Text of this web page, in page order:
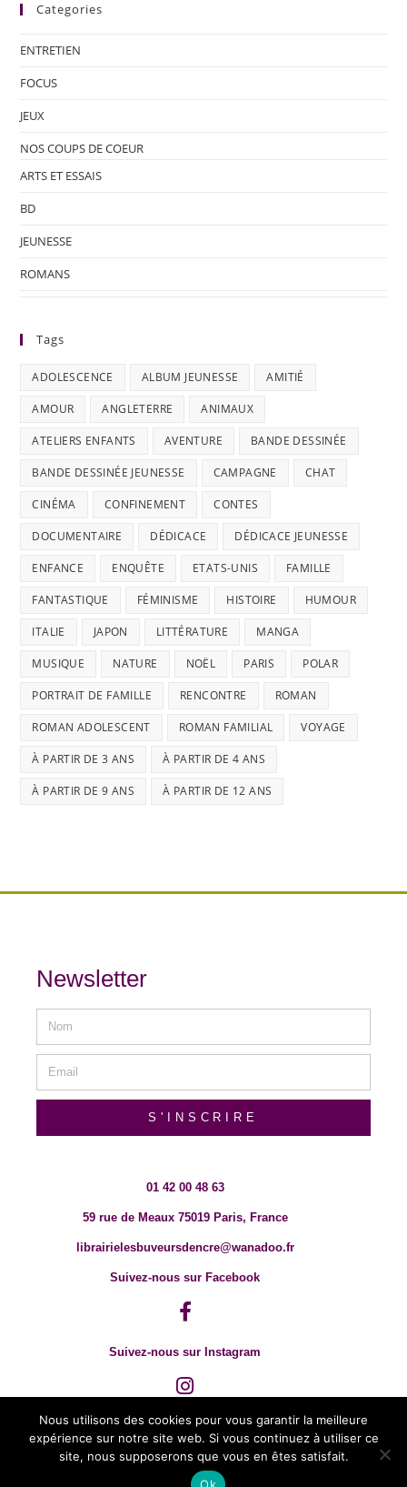
Categories
ENTRETIEN
FOCUS
JEUX
NOS COUPS DE COEUR
ARTS ET ESSAIS
BD
JEUNESSE
ROMANS
Tags
ADOLESCENCE ALBUM JEUNESSE AMITIÉ
AMOUR ANGLETERRE ANIMAUX
ATELIERS ENFANTS AVENTURE BANDE DESSINÉE
BANDE DESSINÉE JEUNESSE CAMPAGNE CHAT
CINÉMA CONFINEMENT CONTES
DOCUMENTAIRE DÉDICACE DÉDICACE JEUNESSE
ENFANCE ENQUÊTE ETATS-UNIS FAMILLE
FANTASTIQUE FÉMINISME HISTOIRE HUMOUR
ITALIE JAPON LITTÉRATURE MANGA
MUSIQUE NATURE NOËL PARIS POLAR
PORTRAIT DE FAMILLE RENCONTRE ROMAN
ROMAN ADOLESCENT ROMAN FAMILIAL VOYAGE
À PARTIR DE 3 ANS À PARTIR DE 4 ANS
À PARTIR DE 9 ANS À PARTIR DE 12 ANS
Newsletter
S'INSCRIRE
01 42 00 48 63
59 rue de Meaux 75019 Paris, France
librairielesbuveursdencre@wanadoo.fr
Suivez-nous sur Facebook
Suivez-nous sur Instagram
© 2018 TOUT DROIT RÉSERVÉ
Nous utilisons des cookies pour vous garantir la meilleure
expérience sur notre site web. Si vous continuez à utiliser ce
site, nous supposerons que vous en êtes satisfait.
Ok